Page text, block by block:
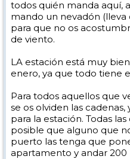
todos quién manda aquí,
mando un nevadón (lleva
para que no os
de viento.
LA estación está muy
enero, ya que todo tiene
Para todos aquellos que
se os olviden las
para la estación. Todas
posible que alguno que
puerto las tenga que
apartamento y andar 200